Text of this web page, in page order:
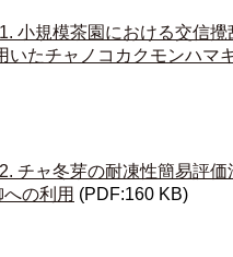
小規模茶園における交信
いたチャノコカクモンハマ
チャ冬芽の耐凍性簡易評
の利用 (PDF:160 KB)